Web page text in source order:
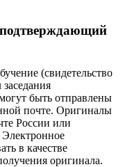
(свидетельство
быть отправлены
почте. Оригиналы
России или
в качестве
оригинала.